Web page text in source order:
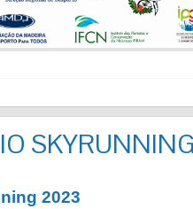
2023